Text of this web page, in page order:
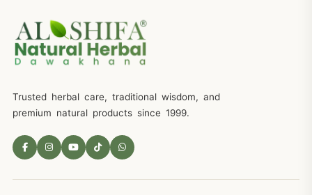
Trusted herbal care, traditional wisdom, and
premium natural products since 1999.